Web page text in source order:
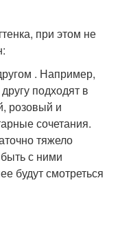
при этом не
. Например,
подходят в
розовый и
сочетания.
тяжело
с ними
будут смотреться